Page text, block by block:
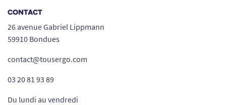
CONTACT
26 avenue Gabriel Lippmann
59910 Bondues
contact@tousergo.com
03 20 81 93 89
Du lundi au vendredi